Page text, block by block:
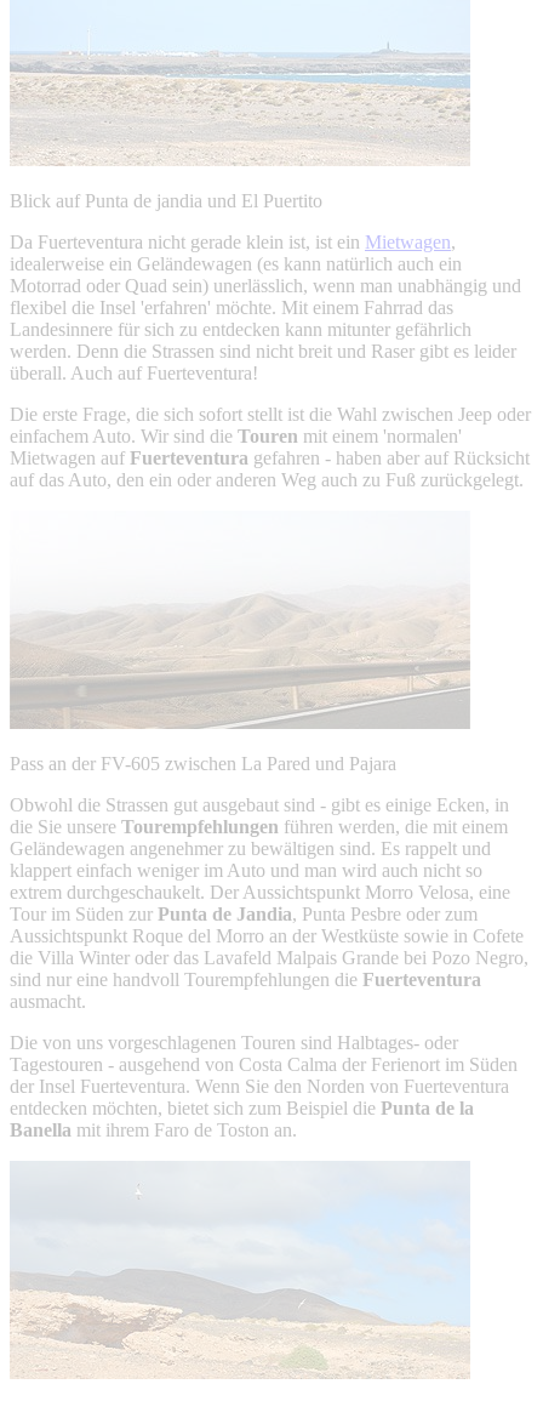
Blick auf Punta de jandia und El Puertito
Da Fuerteventura nicht gerade klein ist, ist ein Mietwagen,
idealerweise ein Geländewagen (es kann natürlich auch ein
Motorrad oder Quad sein) unerlässlich, wenn man unabhängig und
flexibel die Insel 'erfahren' möchte. Mit einem Fahrrad das
Landesinnere für sich zu entdecken kann mitunter gefährlich
werden. Denn die Strassen sind nicht breit und Raser gibt es leider
überall. Auch auf Fuerteventura!
Die erste Frage, die sich sofort stellt ist die Wahl zwischen Jeep oder
einfachem Auto. Wir sind die Touren mit einem 'normalen'
Mietwagen auf Fuerteventura gefahren - haben aber auf Rücksicht
auf das Auto, den ein oder anderen Weg auch zu Fuß zurückgelegt.
Pass an der FV-605 zwischen La Pared und Pajara
Obwohl die Strassen gut ausgebaut sind - gibt es einige Ecken, in
die Sie unsere Tourempfehlungen führen werden, die mit einem
Geländewagen angenehmer zu bewältigen sind. Es rappelt und
klappert einfach weniger im Auto und man wird auch nicht so
extrem durchgeschaukelt. Der Aussichtspunkt Morro Velosa, eine
Tour im Süden zur Punta de Jandia, Punta Pesbre oder zum
Aussichtspunkt Roque del Morro an der Westküste sowie in Cofete
die Villa Winter oder das Lavafeld Malpais Grande bei Pozo Negro,
sind nur eine handvoll Tourempfehlungen die Fuerteventura
ausmacht.
Die von uns vorgeschlagenen Touren sind Halbtages- oder
Tagestouren - ausgehend von Costa Calma der Ferienort im Süden
der Insel Fuerteventura. Wenn Sie den Norden von Fuerteventura
entdecken möchten, bietet sich zum Beispiel die Punta de la
Banella mit ihrem Faro de Toston an.